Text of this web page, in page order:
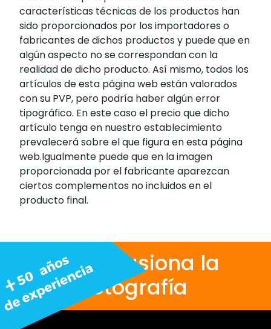
características técnicas de los productos han
sido proporcionados por los importadores o
fabricantes de dichos productos y puede que en
algún aspecto no se correspondan con la
realidad de dicho producto. Así mismo, todos los
artículos de esta página web están valorados
con su PVP, pero podría haber algún error
tipográfico. En este caso el precio que dicho
artículo tenga en nuestro establecimiento
prevalecerá sobre el que figura en esta página
web.Igualmente puede que en la imagen
proporcionada por el fabricante aparezcan
ciertos complementos no incluidos en el
producto final.
Nos apasiona la
fotografía